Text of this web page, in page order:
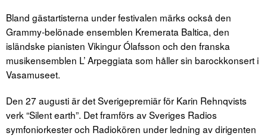
Bland gästartisterna under festivalen märks också den
Grammy-belönade ensemblen Kremerata Baltica, den
isländske pianisten Vikingur Ólafsson och den franska
musikensemblen L’ Arpeggiata som håller sin barockkonsert i
Vasamuseet.
Den 27 augusti är det Sverigepremiär för Karin Rehnqvists
verk “Silent earth”. Det framförs av Sveriges Radios
symfoniorkester och Radiokören under ledning av dirigenten